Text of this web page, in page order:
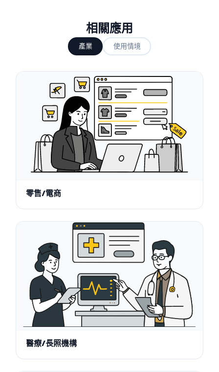
相關應用
產業 使用情境
零售/電商
醫療/長照機構